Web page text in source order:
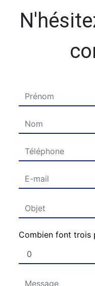
Combien font trois